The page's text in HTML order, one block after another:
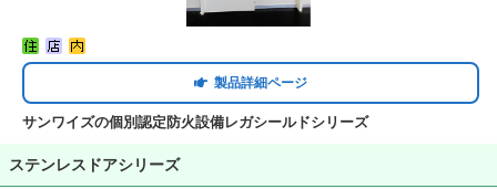
製品詳細ページ
サンワイズの個別認定防火設備レガシールドシリーズ
ステンレスドアシリーズ